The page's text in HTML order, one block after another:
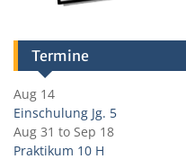
Termine
Aug 14
Einschulung Jg. 5
Aug 31 to Sep 18
Praktikum 10 H